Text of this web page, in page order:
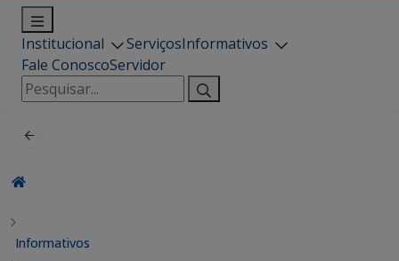
Institucional ServiçosInformativos
Fale ConoscoServidor
Pesquisar
por:
Informativos